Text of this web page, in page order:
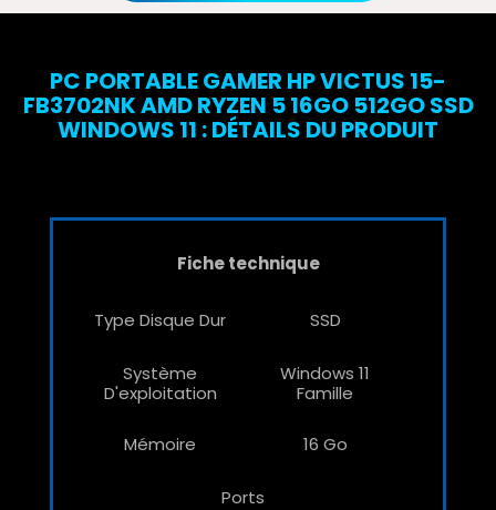
PC PORTABLE GAMER HP VICTUS 15-
FB3702NK AMD RYZEN 5 16GO 512GO SSD
WINDOWS 11 : DÉTAILS DU PRODUIT
Fiche technique
Type Disque Dur SSD
Système
D'exploitation
Windows 11
Famille
Mémoire 16 Go
Ports